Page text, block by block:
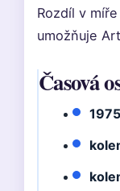
Rozdíl v
umožňuje
Časová
1975